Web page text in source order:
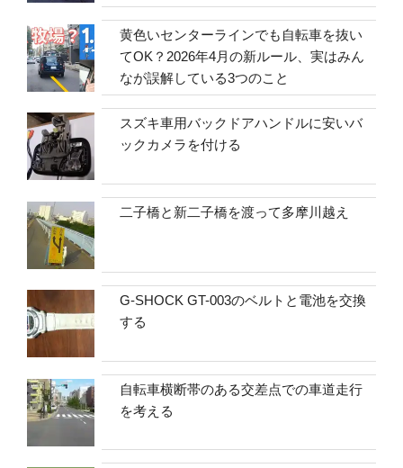
黄色いセンターラインでも自転車を抜い
てOK？2026年4月の新ルール、実はみん
なが誤解している3つのこと
スズキ車用バックドアハンドルに安いバ
ックカメラを付ける
二子橋と新二子橋を渡って多摩川越え
G-SHOCK GT-003のベルトと電池を交換
する
自転車横断帯のある交差点での車道走行
を考える